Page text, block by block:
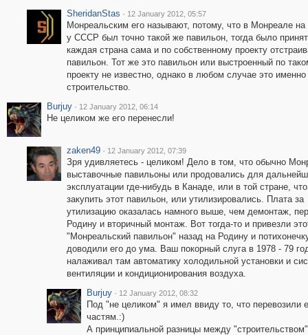
SheridanStas · 12 January 2012, 05:57
Монреальским его называют, потому, что в Монреале на
у СССР был точно такой же павильон, тогда было
каждая страна сама и по собственному проекту
павильон. Тот же это павильон или выстроенный по
проекту не известно, однако в любом случае это именно
строительство.
Burjuy · 12 January 2012, 06:14
Не целиком же его перенесли!
zaken49 · 12 January 2012, 07:39
Зря удивляетесь - целиком! Дело в том, что обычно
выставочные павильоны или продовались для
эксплуатации где-нибудь в Канаде, или в той стране,
закупить этот павильон, или утилизировались. Плата за
утилизацию оказалась намного выше, чем демонтаж,
Родину и вторичный монтаж. Вот тогда-то и привезли
"Монреальский павильон" назад на Родину и
доводили его до ума. Ваш покорный слуга в 1978 - 79
налаживал там автоматику холодильной установки и
вентиляции и кондиционирования воздуха.
Burjuy · 12 January 2012, 08:32
Под "не целиком" я имел ввиду то, что перевозили
частям.:)
А принципиальной разницы между